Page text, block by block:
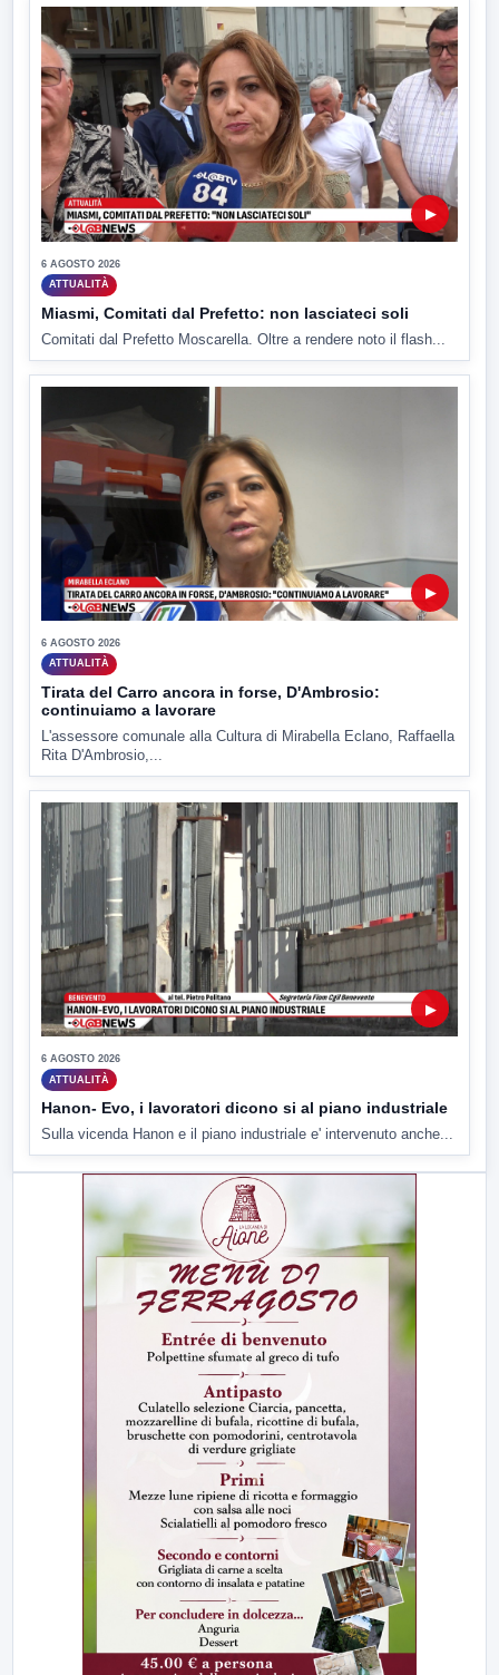
▶
6 AGOSTO 2026
ATTUALITÀ
Miasmi, Comitati dal Prefetto: non lasciateci soli
Comitati dal Prefetto Moscarella. Oltre a rendere noto il flash...
▶
6 AGOSTO 2026
ATTUALITÀ
Tirata del Carro ancora in forse, D'Ambrosio:
continuiamo a lavorare
L'assessore comunale alla Cultura di Mirabella Eclano, Raffaella
Rita D'Ambrosio,...
▶
6 AGOSTO 2026
ATTUALITÀ
Hanon- Evo, i lavoratori dicono si al piano industriale
Sulla vicenda Hanon e il piano industriale e' intervenuto anche...